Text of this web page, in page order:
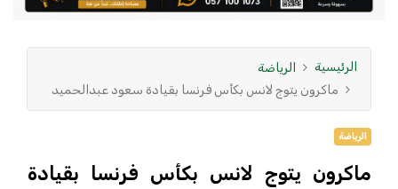
الرئيسية
الرياضة
ماكرون يتوج لانس بكأس فرنسا بقيادة سعود عبدالحميد
الرياضة
ماكرون يتوج لانس بكأس فرنسا بقيادة